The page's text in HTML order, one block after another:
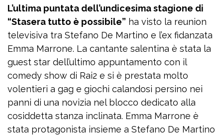
L’ultima puntata dell’undicesima stagione di
“Stasera tutto è possibile” ha visto la reunion
televisiva tra Stefano De Martino e l’ex fidanzata
Emma Marrone. La cantante salentina è stata la
guest star dell’ultimo appuntamento con il
comedy show di Rai2 e si è prestata molto
volentieri a gag e giochi calandosi persino nei
panni di una novizia nel blocco dedicato alla
cosiddetta stanza inclinata. Emma Marrone è
stata protagonista insieme a Stefano De Martino